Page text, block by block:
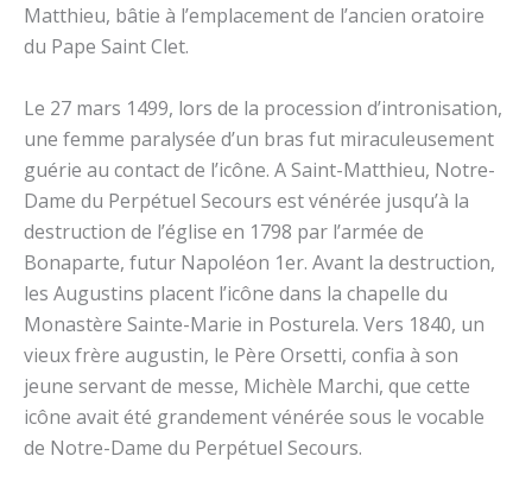
Matthieu, bâtie à l’emplacement de l’ancien oratoire
du Pape Saint Clet.
Le 27 mars 1499, lors de la procession d’intronisation,
une femme paralysée d’un bras fut miraculeusement
guérie au contact de l’icône. A Saint-Matthieu, Notre-
Dame du Perpétuel Secours est vénérée jusqu’à la
destruction de l’église en 1798 par l’armée de
Bonaparte, futur Napoléon 1er. Avant la destruction,
les Augustins placent l’icône dans la chapelle du
Monastère Sainte-Marie in Posturela. Vers 1840, un
vieux frère augustin, le Père Orsetti, confia à son
jeune servant de messe, Michèle Marchi, que cette
icône avait été grandement vénérée sous le vocable
de Notre-Dame du Perpétuel Secours.